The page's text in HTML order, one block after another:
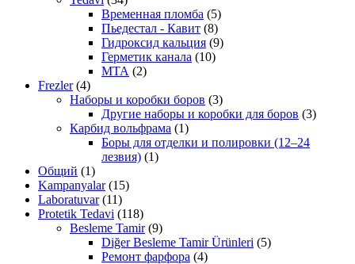
Временная пломба (5)
Пьедестал - Кавит (8)
Гидроксид кальция (9)
Герметик канала (10)
МТА (2)
Frezler (4)
Наборы и коробки боров (3)
Другие наборы и коробки для боров (3)
Карбид вольфрама (1)
Боры для отделки и полировки (12–24
лезвия) (1)
Общий (1)
Kampanyalar (15)
Laboratuvar (11)
Protetik Tedavi (118)
Besleme Tamir (9)
Diğer Besleme Tamir Ürünleri (5)
Ремонт фарфора (4)